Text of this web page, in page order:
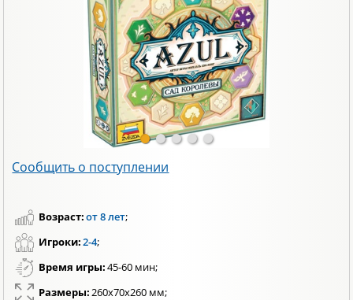
Сообщить о поступлении
Возраст:от 8 лет;
Игроки:2-4;
Время игры:45-60 мин;
Размеры:260x70x260 мм;